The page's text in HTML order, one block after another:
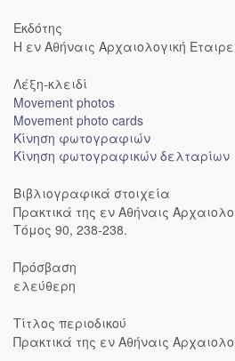
Εκδότης
Η εν Αθήναις Αρχαιολογική
Λέξη-κλειδί
Movement photos
Movement photo cards
Κίνηση φωτογραφιών
Κίνηση φωτογραφικών δελταρίων
Βιβλιογραφικά στοιχεία
Πρακτικά της εν Αθήναις
Τόμος 90, 238-238.
Πρόσβαση
ελεύθερη
Τίτλος περιοδικού
Πρακτικά της εν Αθήναις